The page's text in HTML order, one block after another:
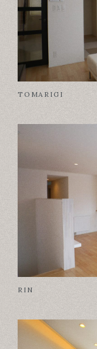
TOMARIGI
RIN